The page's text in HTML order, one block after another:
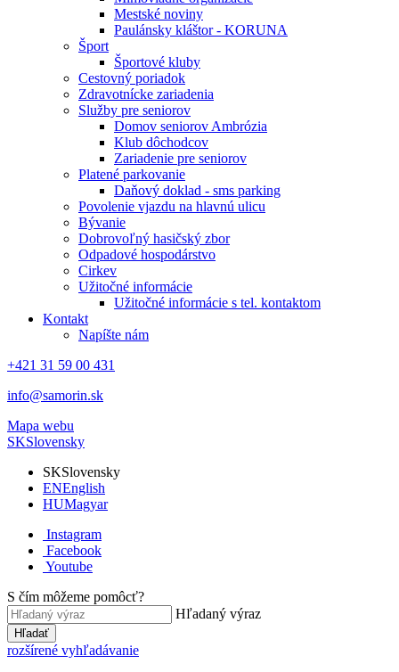
Mestské noviny
Paulánsky kláštor - KORUNA
Šport
Športové kluby
Cestovný poriadok
Zdravotnícke zariadenia
Služby pre seniorov
Domov seniorov Ambrózia
Klub dôchodcov
Zariadenie pre seniorov
Platené parkovanie
Daňový doklad - sms parking
Povolenie vjazdu na hlavnú ulicu
Bývanie
Dobrovoľný hasičský zbor
Odpadové hospodárstvo
Cirkev
Užitočné informácie
Užitočné informácie s tel. kontaktom
Kontakt
Napíšte nám
+421 31 59 00 431
info@samorin.sk
Mapa webu
SKSlovensky
SKSlovensky
ENEnglish
HUMagyar
Instagram
Facebook
Youtube
S čím môžeme pomôcť?
Hľadaný výraz
Hľadať
rozšírené vyhľadávanie